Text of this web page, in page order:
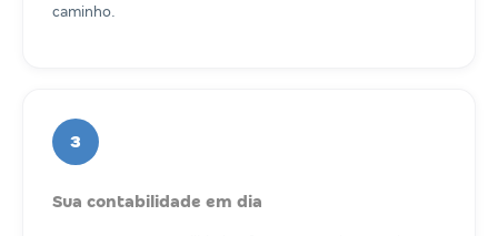
caminho.
3
Sua contabilidade em dia